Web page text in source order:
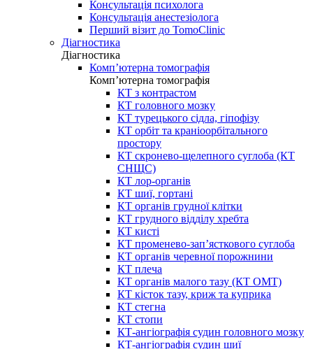
Консультація психолога
Консультація анестезіолога
Перший візит до TomoClinic
Діагностика
Діагностика
Комп’ютерна томографія
Комп’ютерна томографія
КТ з контрастом
КТ головного мозку
КТ турецького сідла, гіпофізу
КТ орбіт та краніоорбітального
простору
КТ скронево-щелепного суглоба (КТ
СНЩС)
КТ лор-органів
КТ шиї, гортані
КТ органів грудної клітки
КТ грудного відділу хребта
КТ кисті
КТ променево-зап’ясткового суглоба
КТ органів черевної порожнини
КТ плеча
КТ органів малого тазу (КТ ОМТ)
КТ кісток тазу, криж та куприка
КТ стегна
КТ стопи
КТ-ангіографія судин головного мозку
КТ-ангіографія судин шиї